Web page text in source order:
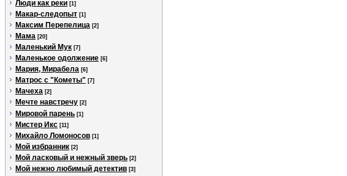
Люди как реки [1]
Макар-следопыт [1]
Максим Перепелица [2]
Мама [20]
Маленький Мук [7]
Маленькое одолжение [6]
Мария, Мирабела [6]
Матрос с "Кометы" [7]
Мачеха [2]
Мечте навстречу [2]
Мировой парень [1]
Мистер Икс [11]
Михайло Ломоносов [1]
Мой избранник [2]
Мой ласковый и нежный зверь [2]
Мой нежно любимый детектив [3]